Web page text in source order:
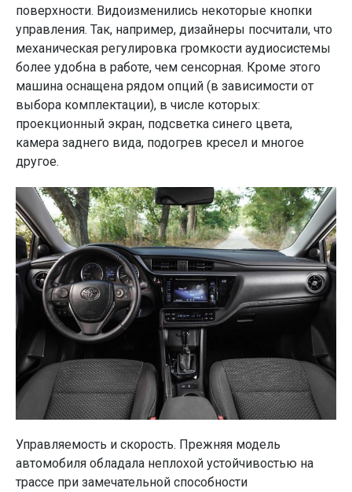
поверхности. Видоизменились некоторые кнопки
управления. Так, например, дизайнеры посчитали, что
механическая регулировка громкости аудиосистемы
более удобна в работе, чем сенсорная. Кроме этого
машина оснащена рядом опций (в зависимости от
выбора комплектации), в числе которых:
проекционный экран, подсветка синего цвета,
камера заднего вида, подогрев кресел и многое
другое.
Управляемость и скорость. Прежняя модель
автомобиля обладала неплохой устойчивостью на
трассе при замечательной способности